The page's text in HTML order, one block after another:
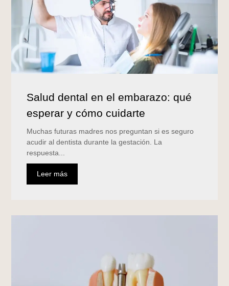
Salud dental en el embarazo: qué
esperar y cómo cuidarte
Muchas futuras madres nos preguntan si es seguro
acudir al dentista durante la gestación. La
respuesta...
Leer más